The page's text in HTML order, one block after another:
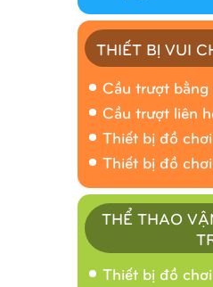
THIẾT BỊ VUI
Cầu trượt bằng
Cầu trượt liên
Thiết bị đồ
Thiết bị đồ
THỂ THAO
Thiết bị đồ